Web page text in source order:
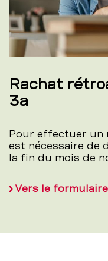
Rachat
3a
Pour effectuer un
est nécessaire de
la fin du mois de
Vers le